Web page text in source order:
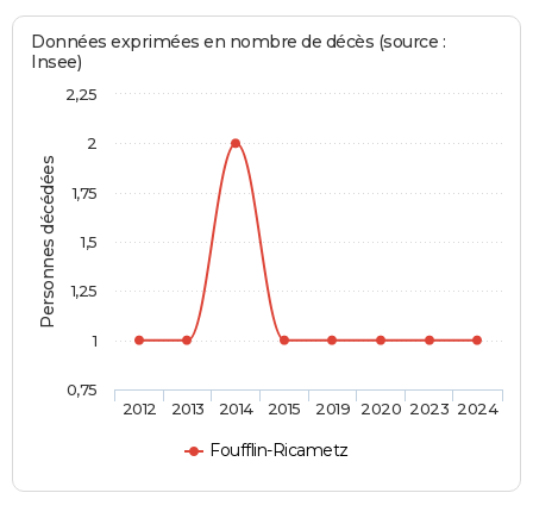
Personnes décédées
Données exprimées en nombre de décès (source :
Insee)
Foufflin-Ricametz
2012 2013 2014 2015 2019 2020 2023 2024
0,75
1
1,25
1,5
1,75
2
2,25